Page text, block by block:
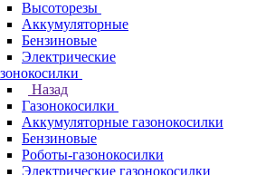
Высоторезы
Аккумуляторные
Бензиновые
Электрические
Назад
Газонокосилки
Аккумуляторные газонокосилки
Бензиновые
Роботы-газонокосилки
Электрические газонокосилки